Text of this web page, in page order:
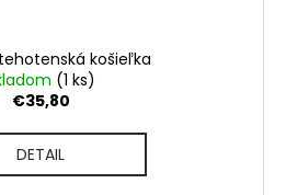
košieľka
(1 ks)
€35,80
DETAIL